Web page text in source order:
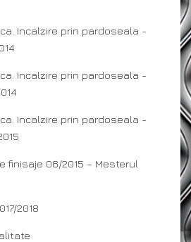
Incalzire prin pardoseala -
Incalzire prin pardoseala -
Incalzire prin pardoseala -
finisaje 06/2015 – Mesterul
2018